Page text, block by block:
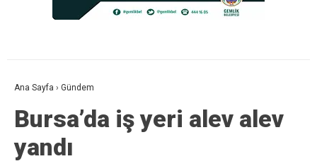
Ana Sayfa › Gündem
Bursa’da iş yeri alev alev
yandı